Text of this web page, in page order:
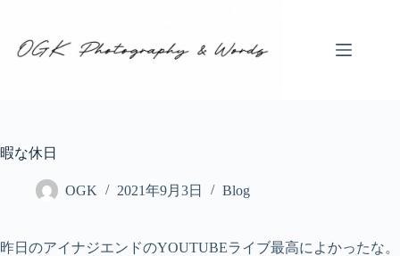
ッ
暇な休日
OGK 2021年9月3日 Blog
昨日のアイナジエンドのYOUTUBEライブ最高によかったな。